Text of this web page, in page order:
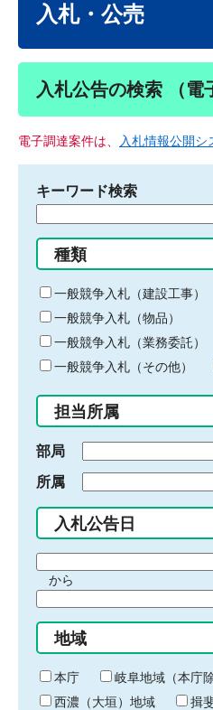
入札・公売
入札公告の検索 （電
電子調達案件は、 入札情報公開シ
キーワード検索
る
キ
ー
ワ
ー
ド
入
力
種類
一般競争入札（建設工事）
一般競争入札（物品）
一般競争入札（業務委託）
一般競争入札（その他）
担当所属
部局
所属
入札公告日
間
始
り
から
間
終
わ
り
地域
本庁
岐阜地域（本庁除
西濃（大垣）地域
揖